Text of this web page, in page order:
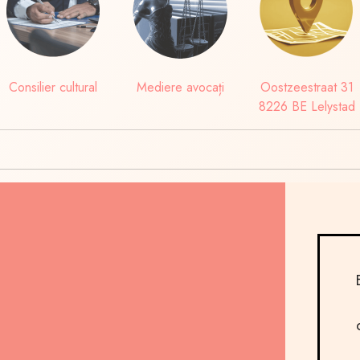
Consilier cultural Mediere avocați
Oostzeestraat 31
8226 BE Lelystad